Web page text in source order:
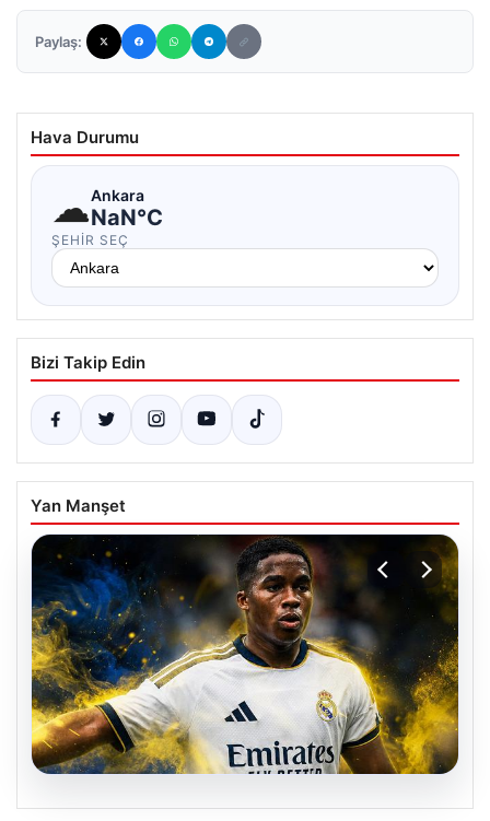
Paylaş:
Hava Durumu
☁Ankara
NaN°C
ŞEHIR SEÇ
Bizi Takip Edin
Yan Manşet
05.08.2026